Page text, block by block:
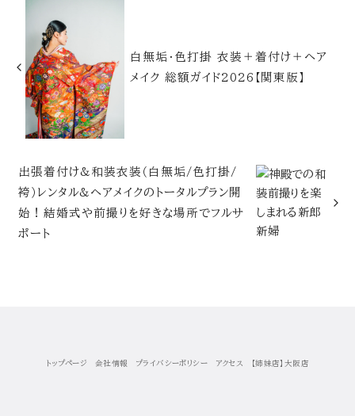
白無垢・色打掛 衣装＋着付け＋ヘア
メイク 総額ガイド2026【関東版】
出張着付け&和装衣装（白無垢/色打掛/
袴）レンタル&ヘアメイクのトータルプラン開
始！結婚式や前撮りを好きな場所でフルサ
ポート
トップページ 会社情報 プライバシーポリシー アクセス 【姉妹店】大阪店